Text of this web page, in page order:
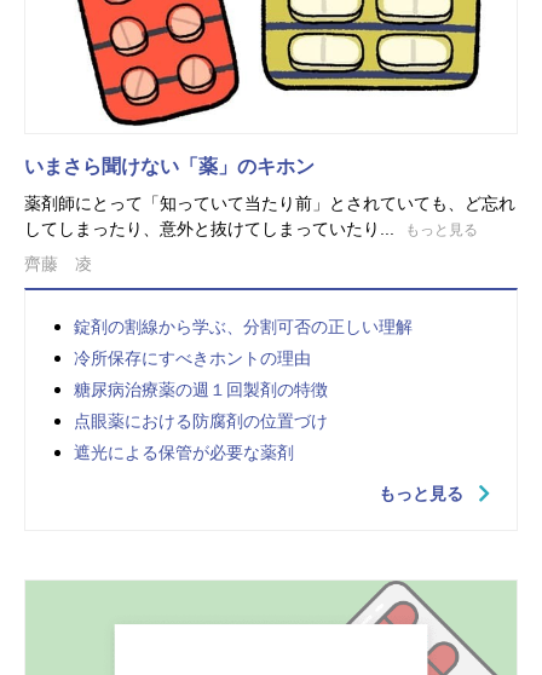
いまさら聞けない「薬」のキホン
薬剤師にとって「知っていて当たり前」とされていても、ど忘れ
してしまったり、意外と抜けてしまっていたり...
もっと見る
齊藤 凌
錠剤の割線から学ぶ、分割可否の正しい理解
冷所保存にすべきホントの理由
糖尿病治療薬の週１回製剤の特徴
点眼薬における防腐剤の位置づけ
遮光による保管が必要な薬剤
もっと見る